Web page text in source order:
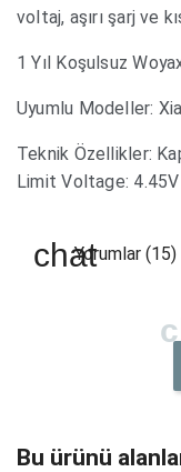
voltaj, aşırı şarj ve
1 Yıl Koşulsuz
Uyumlu Modeller:
Teknik Özellikler:
Limit Voltage: 4.45V
Yorumlar (15)
Bu ürünü